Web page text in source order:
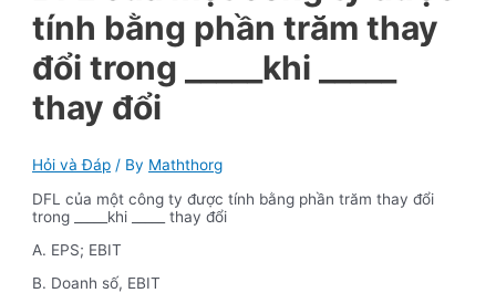
tính bằng phần trăm thay
đổi trong _____khi _____
thay đổi
Hỏi và Đáp / By Maththorg
DFL của một công ty được tính bằng phần trăm thay đổi
trong _____khi _____ thay đổi
A. EPS; EBIT
B. Doanh số, EBIT